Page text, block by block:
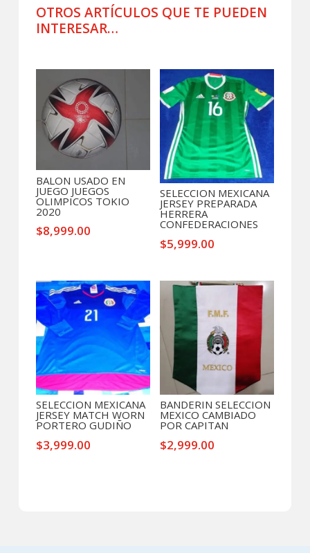
POR
JUGADOR
OTROS ARTÍCULOS QUE TE PUEDEN
INTERESAR…
BALON USADO EN
JUEGO JUEGOS
OLIMPICOS TOKIO
2020
$8,999.00
SELECCION MEXICANA
JERSEY PREPARADA
HERRERA
CONFEDERACIONES
$5,999.00
SELECCION MEXICANA
JERSEY MATCH WORN
PORTERO GUDIÑO
$3,999.00
BANDERIN SELECCION
MEXICO CAMBIADO
POR CAPITAN
$2,999.00